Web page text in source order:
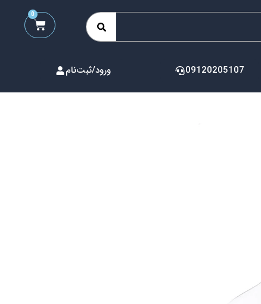
0
09120205107 ورود/ثبت‌نام